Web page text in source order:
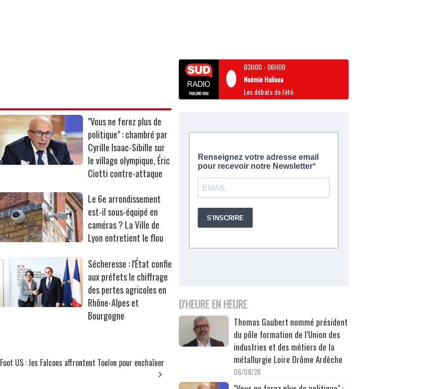
"Vous ne ferez plus de
politique" : chambré par
Cyrille Isaac-Sibille sur
le village olympique, Éric
Ciotti contre-attaque
Le 6e arrondissement
est-il sous-équipé en
caméras ? La Ville de
Lyon entretient le flou
Sécheresse : l'État confie
aux préfets le chiffrage
des pertes agricoles en
Rhône-Alpes et
Bourgogne
Foot US : les Falcons affrontent Toulon pour enchaîner
03H00- 06H00
Noémie Halioua
Les débats de l'été
D'HEURE EN HEURE
Thomas Gaubert nommé président
du pôle formation de l’Union des
industries et des métiers de la
métallurgie Loire Drôme Ardèche
06/08/26